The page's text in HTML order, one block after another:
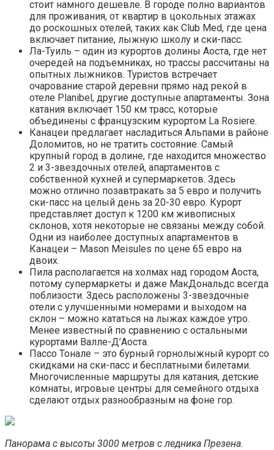
стоит намного дешевле. В городе полно вариантов
для проживания, от квартир в цокольных этажах
до роскошных отелей, таких как Club Med, где цена
включает питание, лыжную школу и ски-пасс.
Ла-Туиль – один из курортов долины Аоста, где нет
очередей на подъемниках, но трассы рассчитаны на
опытных лыжников. Туристов встречает
очарование старой деревни прямо над рекой в
отеле Planibel, другие доступные апартаменты. Зона
катания включает 150 км трасс, которые
объединены с французским курортом La Rosiere.
Канацеи предлагает насладиться Альпами в районе
Доломитов, но не тратить состояние. Самый
крупный город в долине, где находится множество
2 и 3-звездочных отелей, апартаментов с
собственной кухней и супермаркетов. Здесь
можно отлично позавтракать за 5 евро и получить
ски-пасс на целый день за 20-30 евро. Курорт
представляет доступ к 1200 км живописных
склонов, хотя некоторые не связаны между собой.
Одни из наиболее доступных апартаментов в
Канацеи – Mason Meisules по цене 65 евро на
двоих.
Пила располагается на холмах над городом Аоста,
потому супермаркеты и даже МакДональдс всегда
поблизости. Здесь расположены 3-звездочные
отели с улучшенными номерами и выходом на
склон – можно кататься на лыжах каждое утро.
Менее известный по сравнению с остальными
курортами Валле-Д’Аоста.
Пассо Тонале – это бурный горнолыжный курорт со
скидками на ски-пасс и бесплатными билетами.
Многочисленные маршруты для катания, детские
комнаты, игровые центры для семейного отдыха
сделают отдых разнообразным на фоне гор.
Панорама с высоты 3000 метров с ледника Презена.